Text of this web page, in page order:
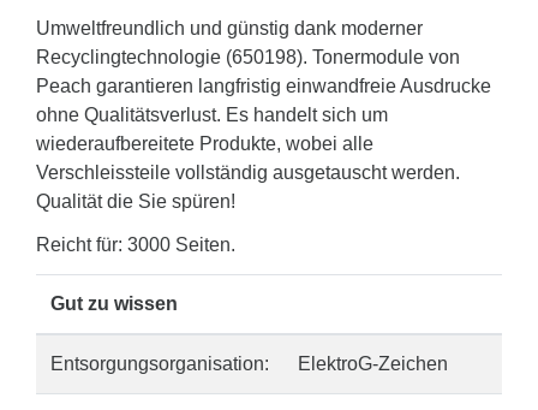
Umweltfreundlich und günstig dank moderner
Recyclingtechnologie (650198). Tonermodule von
Peach garantieren langfristig einwandfreie Ausdrucke
ohne Qualitätsverlust. Es handelt sich um
wiederaufbereitete Produkte, wobei alle
Verschleissteile vollständig ausgetauscht werden.
Qualität die Sie spüren!
Reicht für: 3000 Seiten.
Gut zu wissen
Entsorgungsorganisation: ElektroG-Zeichen